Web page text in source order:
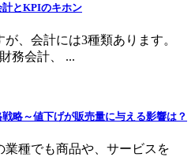
とKPIのキホン
、会計には3種類あります。
務会計、 ...
戦略～値下げが販売量に与える影響は？
業種でも商品や、サービスを